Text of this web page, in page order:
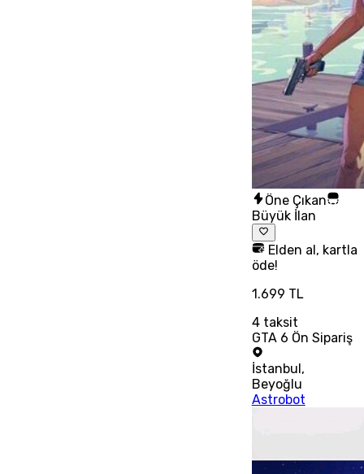
Öne Çıkan
Büyük İlan
Elden al, kartla
öde!
1.699 TL
4taksit
GTA 6 Ön Sipariş
İstanbul,
Beyoğlu
Astrobot